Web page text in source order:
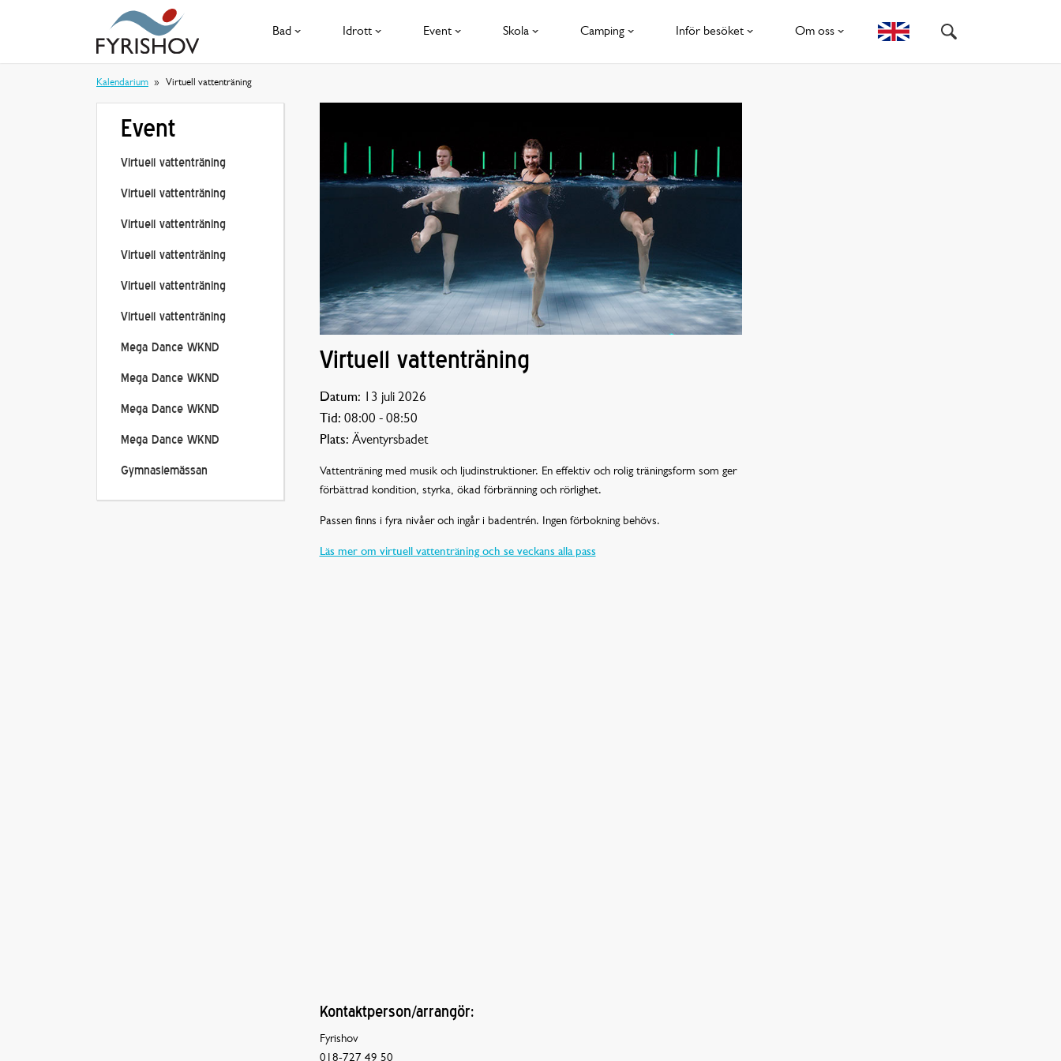
Bad Idrott Event Skola Camping Inför besöket Om oss
Kalendarium Virtuell vattenträning
Event
Virtuell vattenträning
Virtuell vattenträning
Virtuell vattenträning
Virtuell vattenträning
Virtuell vattenträning
Virtuell vattenträning
Mega Dance WKND
Mega Dance WKND
Mega Dance WKND
Mega Dance WKND
Gymnasiemässan
Virtuell vattenträning
Datum: 13 juli 2026
Tid: 08:00 - 08:50
Plats: Äventyrsbadet
Vattenträning med musik och ljudinstruktioner. En effektiv och rolig träningsform som ger
förbättrad kondition, styrka, ökad förbränning och rörlighet.
Passen finns i fyra nivåer och ingår i badentrén. Ingen förbokning behövs.
Läs mer om virtuell vattenträning och se veckans alla pass
Kontaktperson/arrangör:
Fyrishov
018-727 49 50